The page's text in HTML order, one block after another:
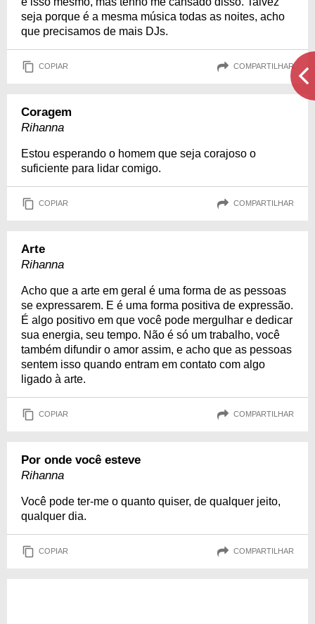
seja porque é a mesma música todas as noites, acho
que precisamos de mais DJs.
COPIAR COMPARTILHAR
Coragem
Rihanna
Estou esperando o homem que seja corajoso o
suficiente para lidar comigo.
COPIAR COMPARTILHAR
Arte
Rihanna
Acho que a arte em geral é uma forma de as pessoas
se expressarem. E é uma forma positiva de expressão.
É algo positivo em que você pode mergulhar e dedicar
sua energia, seu tempo. Não é só um trabalho, você
também difundir o amor assim, e acho que as pessoas
sentem isso quando entram em contato com algo
ligado à arte.
COPIAR COMPARTILHAR
Por onde você esteve
Rihanna
Você pode ter-me o quanto quiser, de qualquer jeito,
qualquer dia.
COPIAR COMPARTILHAR